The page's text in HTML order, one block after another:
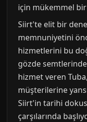
için mükemmel
Siirt'te elit bir
memnuniyetini
hizmetlerini bu
gözde
hizmet veren
müşterilerine
Siirt'in tarihi
çarşılarında